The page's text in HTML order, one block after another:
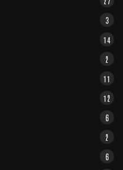
3
14
2
11
12
6
2
6